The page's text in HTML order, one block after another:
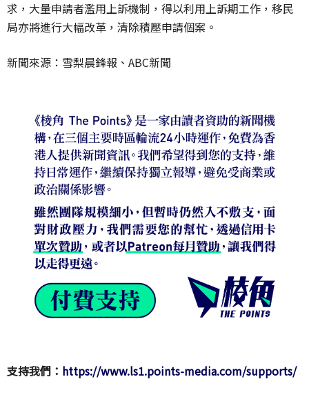
求，大量申請者濫用上訴機制，得以利用上訴期工作，移民
局亦將進行大幅改革，清除積壓申請個案。
新聞來源：雪梨晨鋒報、ABC新聞
支持我們： https://www.ls1.points-media.com/supports/